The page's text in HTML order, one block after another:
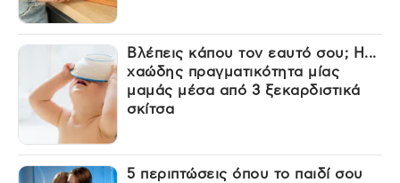
Βλέπεις κάπου τον εαυτό σου; Η...
χαώδης πραγματικότητα μίας
μαμάς μέσα από 3 ξεκαρδιστικά
σκίτσα
5 περιπτώσεις όπου το παιδί σου